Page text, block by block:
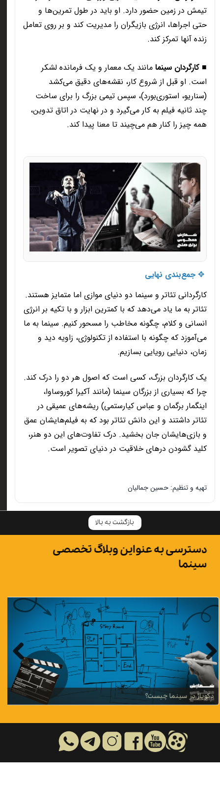
تیمش در زمین حضور دارد. او باید در طول تمرین‌ها و
حتی اجراها، انرژی بازیگران را مدیریت کند و بر روی تعامل
زنده آنها تمرکز کند.
■ کارگردان سینما مانند یک معمار و یک فرمانده لشکر
است. او قبل از شروع کار، نقشه‌های دقیق می‌کشد
(سناریو، استوری‌بورد)، سپس تیمی بزرگ را برای ساخت
چند ثانیه فیلم به کار می‌گیرد و در نهایت در اتاق تدوین،
همه چیز را کنار هم می‌چیند تا معنا پیدا کند.
✥ جمع‌بندی نهایی
کارگردانی تئاتر و سینما دو دنیای موازی اما متمایز هستند.
تئاتر به ما یاد می‌دهد که با کمترین ابزار و با تکیه بر انرژی
انسانی و کلام، چگونه مخاطب را مسحور کنیم. سینما به ما
می‌آموزد که چگونه با استفاده از تکنولوژی، زاویه دید و
زمان، دنیایی رویایی بسازیم.
یک کارگردان بزرگ، کسی است که اصول هر دو را درک کند.
چرا که بسیاری از بزرگان سینما (مانند آکیرا کوروساوا،
اینگمار برگمان و عباس کیارستمی) ریشه‌های عمیقی در
تئاتر داشتند و این دانش تئاتر بود که به فیلم‌هایشان عمق
و بازی‌هایشان جان بخشید. درک تفاوت‌های این دو هنر،
کلید گشودن درهای خلاقیت در دنیای تصویر است.
تهیه و تنظیم: حسین جمالیان
بازگشت به بالا
دسترسی به عنواین وبلاگ تخصصی
سینما
تفاوت کارگردانی تئاتر و سینما